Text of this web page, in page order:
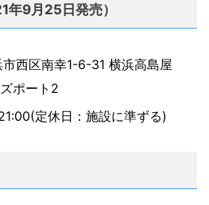
9月25日発売）
西区南幸1-6-31 横浜高島屋
ポート2
定休日：施設に準ずる)